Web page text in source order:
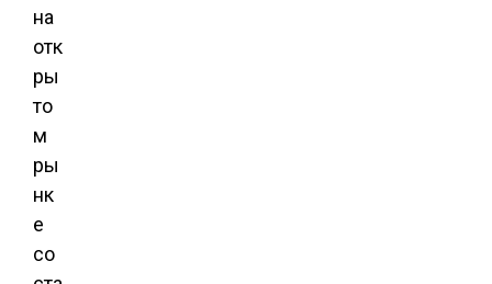
на
отк
ры
то
м
ры
нк
е
со